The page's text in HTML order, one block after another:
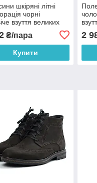
шкіряні літні
чорні
взуття великих
Rosso Avangard
PerfBlack
₴/пара
Купити
BS
2